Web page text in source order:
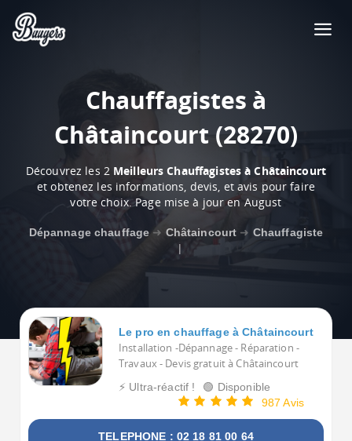
Chauffagistes à
Châtaincourt (28270)
Découvrez les 2 Meilleurs Chauffagistes à Châtaincourt
et obtenez les informations, devis, et avis pour faire
votre choix. Page mise à jour en August
Dépannage chauffage ➜ Châtaincourt ➜ Chauffagiste
|
Le pro en chauffage à Châtaincourt
Installation -Dépannage - Réparation -
Travaux - Devis gratuit à Châtaincourt
⚡ Ultra-réactif !
🟢 Disponible
987 Avis
TELEPHONE : 02 18 81 00 64